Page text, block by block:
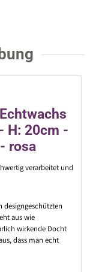
H: 20cm -
rosa
verarbeitet und
designgeschützten
aus wie
wirkende Docht
dass man echt